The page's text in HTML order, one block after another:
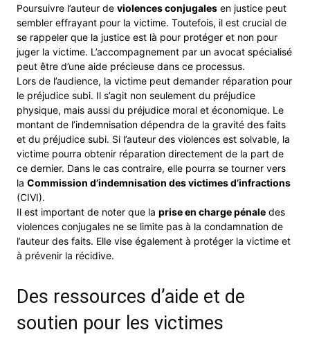
Poursuivre l’auteur de violences conjugales en justice peut
sembler effrayant pour la victime. Toutefois, il est crucial de
se rappeler que la justice est là pour protéger et non pour
juger la victime. L’accompagnement par un avocat spécialisé
peut être d’une aide précieuse dans ce processus.
Lors de l’audience, la victime peut demander réparation pour
le préjudice subi. Il s’agit non seulement du préjudice
physique, mais aussi du préjudice moral et économique. Le
montant de l’indemnisation dépendra de la gravité des faits
et du préjudice subi. Si l’auteur des violences est solvable, la
victime pourra obtenir réparation directement de la part de
ce dernier. Dans le cas contraire, elle pourra se tourner vers
la Commission d’indemnisation des victimes d’infractions
(CIVI).
Il est important de noter que la prise en charge pénale des
violences conjugales ne se limite pas à la condamnation de
l’auteur des faits. Elle vise également à protéger la victime et
à prévenir la récidive.
Des ressources d’aide et de
soutien pour les victimes